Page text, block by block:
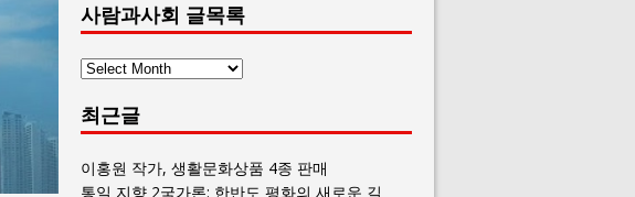
사람과사회 글목록
사
과
사
회
글
최근글
이홍원 작가, 생활문화상품 4종 판매
통일 지향 2국가론: 한반도 평화의 새로운 길